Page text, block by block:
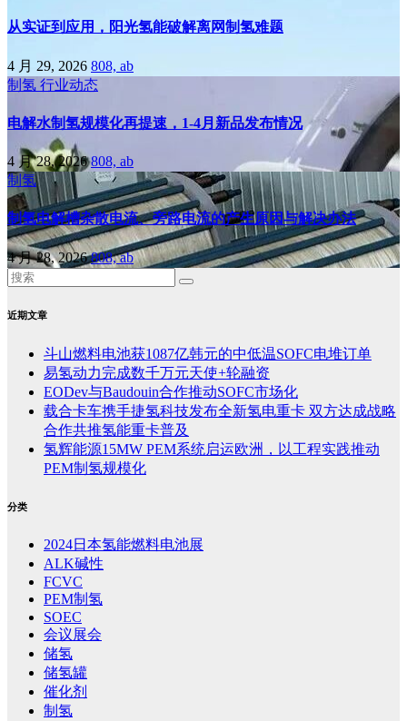
从实证到应用，阳光氢能破解离网制氢难题
4 月 29, 2026 808, ab
制氢 行业动态
电解水制氢规模化再提速，1-4月新品发布情况
4 月 28, 2026808, ab
制氢
制氢电解槽杂散电流、旁路电流的产生原因与解决办法
4 月 28, 2026808, ab
近期文章
斗山燃料电池获1087亿韩元的中低温SOFC电堆订单
易氢动力完成数千万元天使+轮融资
EODev与Baudouin合作推动SOFC市场化
载合卡车携手捷氢科技发布全新氢电重卡 双方达成战略
合作共推氢能重卡普及
氢辉能源15MW PEM系统启运欧洲，以工程实践推动
PEM制氢规模化
分类
2024日本氢能燃料电池展
ALK碱性
FCVC
PEM制氢
SOEC
会议展会
储氢
储氢罐
催化剂
制氢